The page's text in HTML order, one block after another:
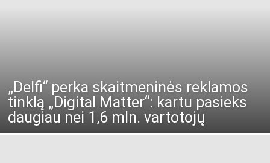
„Delfi“ perka skaitmeninės reklamos
tinklą „Digital Matter“: kartu pasieks
daugiau nei 1,6 mln. vartotojų